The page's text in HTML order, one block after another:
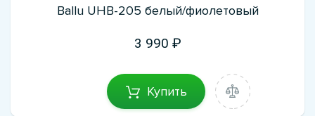
Ballu UHB-205 белый/фиолетовый
3 990
Купить